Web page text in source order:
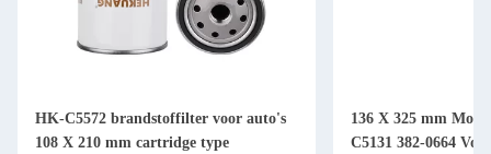
HK-C5572 brandstoffilter voor auto's
108 X 210 mm cartridge type
136 X 325 mm
C5131 382-0664